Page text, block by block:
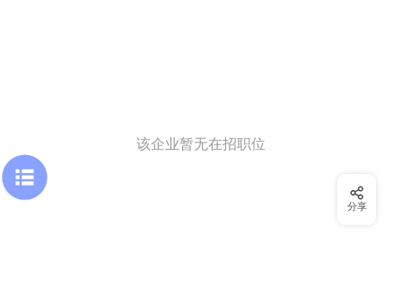
该企业暂无在招职位
分享